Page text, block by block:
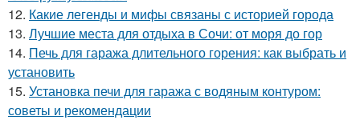
12. Какие легенды и мифы связаны с историей города
13. Лучшие места для отдыха в Сочи: от моря до гор
14. Печь для гаража длительного горения: как выбрать и
установить
15. Установка печи для гаража с водяным контуром:
советы и рекомендации